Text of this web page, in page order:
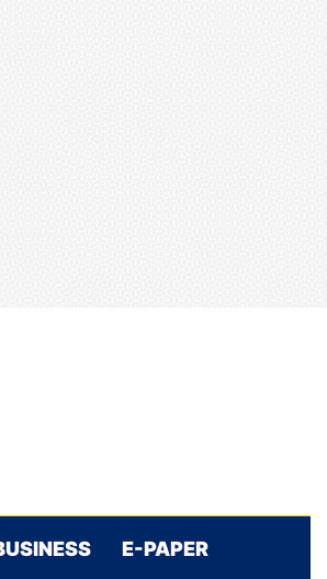
E-PAPER